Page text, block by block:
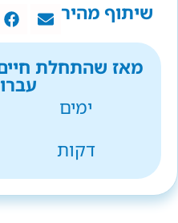
שיתוף מהיר
מאז שהתחלת
ימים
דקות